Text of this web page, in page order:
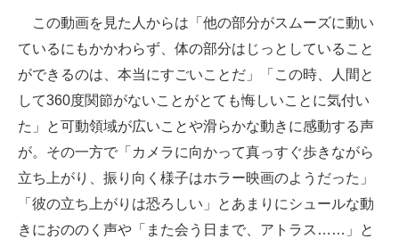
この動画を見た人からは「他の部分がスムーズに動い
ているにもかかわらず、体の部分はじっとしていること
ができるのは、本当にすごいことだ」「この時、人間と
して360度関節がないことがとても悔しいことに気付い
た」と可動領域が広いことや滑らかな動きに感動する声
が。その一方で「カメラに向かって真っすぐ歩きながら
立ち上がり、振り向く様子はホラー映画のようだった」
「彼の立ち上がりは恐ろしい」とあまりにシュールな動
きにおののく声や「また会う日まで、アトラス……」と